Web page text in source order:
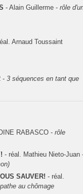
- Alain Guillerme -rôle
Arnaud Toussaint
-3 séquences en tant que
RABASCO -rôle
- réal. Mathieu Nieto-Juan
SAUVER! - réal.
au chômage